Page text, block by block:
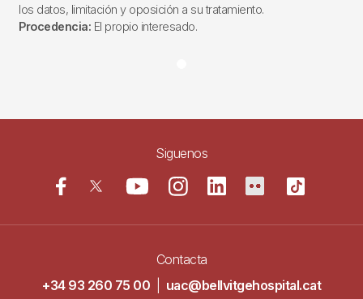
los datos, limitación y oposición a su tratamiento.
Procedencia: El propio interesado.
Siguenos
Contacta
+34 93 260 75 00
uac@bellvitgehospital.cat